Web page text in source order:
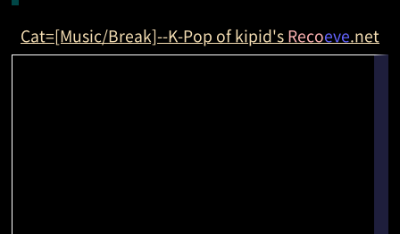
Cat=[Music/Break]--K-Pop of kipid'sRecoeve.net